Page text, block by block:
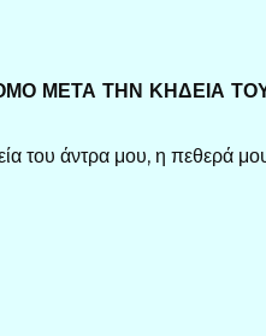
ΜΕΤΑ ΤΗΝ ΚΗΔΕΙΑ
του άντρα μου, η πεθερά